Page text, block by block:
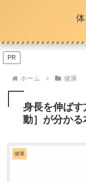
PR
ホーム 健康
身長を伸ば
動］が分かる
健康